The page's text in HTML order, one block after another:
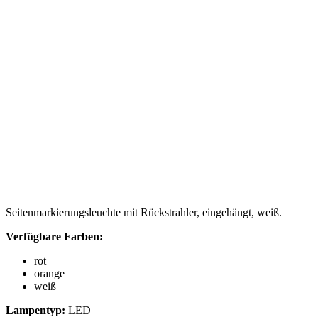
Seitenmarkierungsleuchte mit Rückstrahler, eingehängt, weiß.
Verfügbare Farben:
rot
orange
weiß
Lampentyp: LED